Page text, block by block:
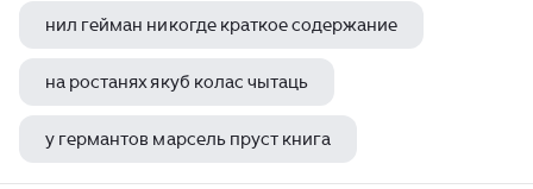
нил гейман никогде краткое содержание
на ростанях якуб колас чытаць
у германтов марсель пруст книга